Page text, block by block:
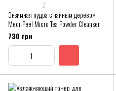
2
Энзимная пудра с чайным деревом
Medi-Peel Micro Tea Powder Cleanser
730 грн